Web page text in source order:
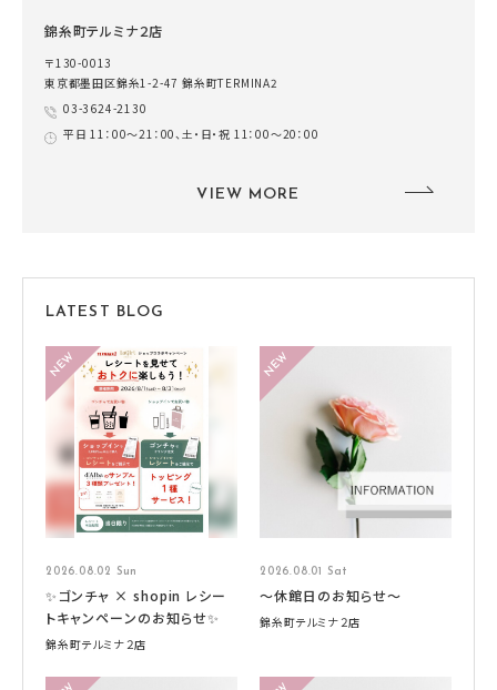
錦糸町テルミナ２店
〒130-0013
東京都墨田区錦糸1-2-47 錦糸町TERMINA2
03-3624-2130
平日 11：00～21：00、土・日・祝 11：00～20：00
VIEW MORE
LATEST BLOG
2026.08.02 Sun
✨ゴンチャ × shopin レシー
トキャンペーンのお知らせ✨
錦糸町テルミナ２店
2026.08.01 Sat
～休館日のお知らせ～
錦糸町テルミナ２店